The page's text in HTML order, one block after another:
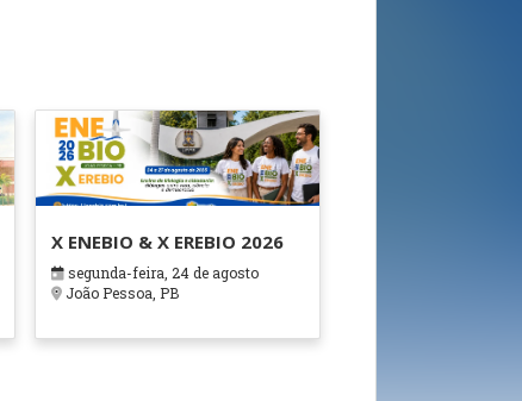
X ENEBIO & X EREBIO 2026
segunda-feira, 24 de agosto
João Pessoa, PB